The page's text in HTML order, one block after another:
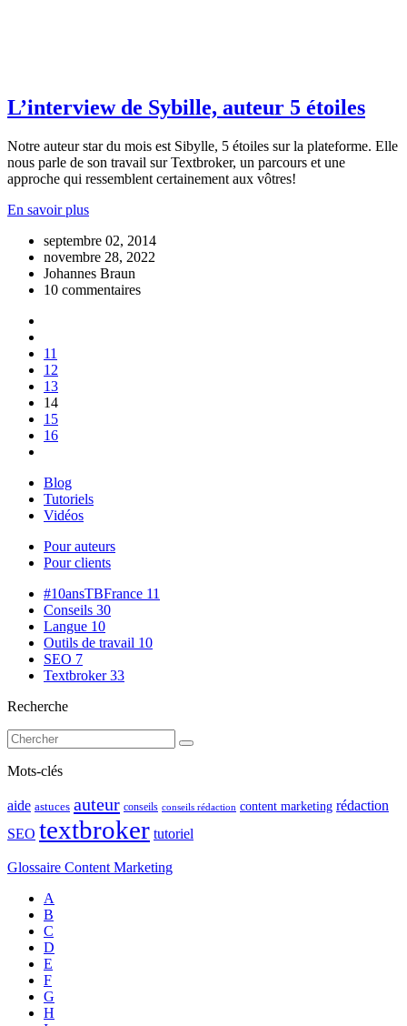
L’interview de Sybille, auteur 5 étoiles
Notre auteur star du mois est Sibylle, 5 étoiles sur la plateforme. Elle
nous parle de son travail sur Textbroker, un parcours et une
approche qui ressemblent certainement aux vôtres!
En savoir plus
septembre 02, 2014
novembre 28, 2022
Johannes Braun
10 commentaires
11
12
13
14
15
16
Blog
Tutoriels
Vidéos
Pour auteurs
Pour clients
#10ansTBFrance 11
Conseils 30
Langue 10
Outils de travail 10
SEO 7
Textbroker33
Recherche
Mots-clés
aide astuces auteur conseils conseils rédaction content marketing rédaction
SEO textbroker tutoriel
Glossaire Content Marketing
A
B
C
D
E
F
G
H